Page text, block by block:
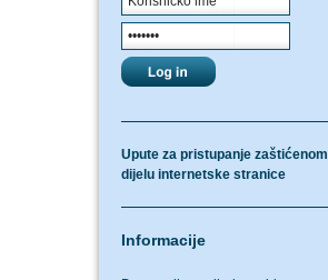
Upute za pristupanje zaštićenom
dijelu internetske stranice
Informacije